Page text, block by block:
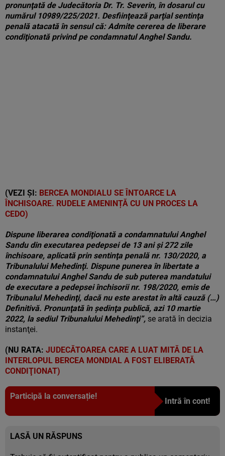
pronunţată de Judecătoria Dr. Tr. Severin, în dosarul cu
numărul 10989/225/2021. Desfiinţează parţial sentinţa
penală atacată în sensul că: Admite cererea de liberare
condiţionată privind pe condamnatul Anghel Sandu.
(VEZI ȘI: BERCEA MONDIALU SE ÎNTOARCE LA
ÎNCHISOARE. RUDELE AMENINȚĂ CU UN PROCES LA
CEDO)
Dispune liberarea condiţionată a condamnatului Anghel
Sandu din executarea pedepsei de 13 ani şi 272 zile
închisoare, aplicată prin sentinţa penală nr. 130/2020, a
Tribunalului Mehedinţi. Dispune punerea în libertate a
condamnatului Anghel Sandu de sub puterea mandatului
de executare a pedepsei închisorii nr. 198/2020, emis de
Tribunalul Mehedinţi, dacă nu este arestat în altă cauză (…)
Definitivă. Pronunţată în şedinţa publică, azi 10 martie
2022, la sediul Tribunalului Mehedinţi”, se arată în decizia
instanţei.
(NU RATA: JUDECĂTOAREA CARE A LUAT MITĂ DE LA
INTERLOPUL BERCEA MONDIAL A FOST ELIBERATĂ
CONDIŢIONAT)
Participă la conversație!
Intră în cont!
LASĂ UN RĂSPUNS